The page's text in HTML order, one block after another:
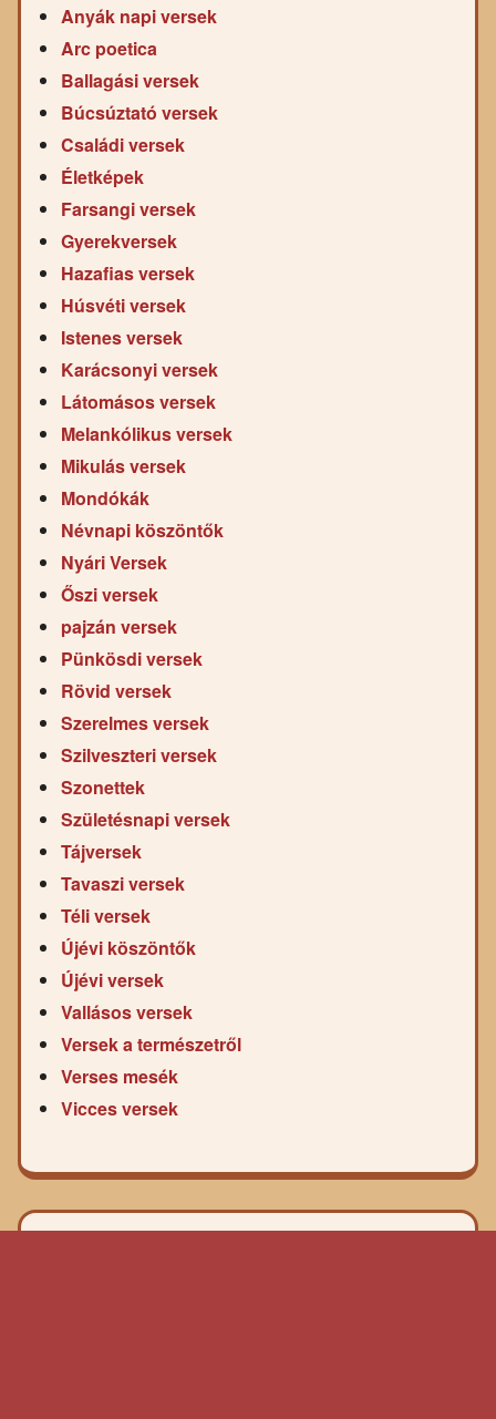
Anyák napi versek
Arc poetica
Ballagási versek
Búcsúztató versek
Családi versek
Életképek
Farsangi versek
Gyerekversek
Hazafias versek
Húsvéti versek
Istenes versek
Karácsonyi versek
Látomásos versek
Melankólikus versek
Mikulás versek
Mondókák
Névnapi köszöntők
Nyári Versek
Őszi versek
pajzán versek
Pünkösdi versek
Rövid versek
Szerelmes versek
Szilveszteri versek
Szonettek
Születésnapi versek
Tájversek
Tavaszi versek
Téli versek
Újévi köszöntők
Újévi versek
Vallásos versek
Versek a természetről
Verses mesék
Vicces versek